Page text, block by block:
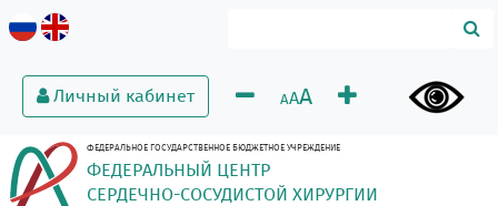
Личный кабинет AAA
ФЕДЕРАЛЬНОЕ ГОСУДАРСТВЕННОЕ БЮДЖЕТНОЕ УЧРЕЖДЕНИЕ
ФЕДЕРАЛЬНЫЙ ЦЕНТР
СЕРДЕЧНО-СОСУДИСТОЙ ХИРУРГИИ